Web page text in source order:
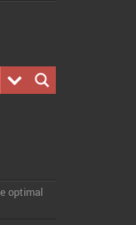
optimal